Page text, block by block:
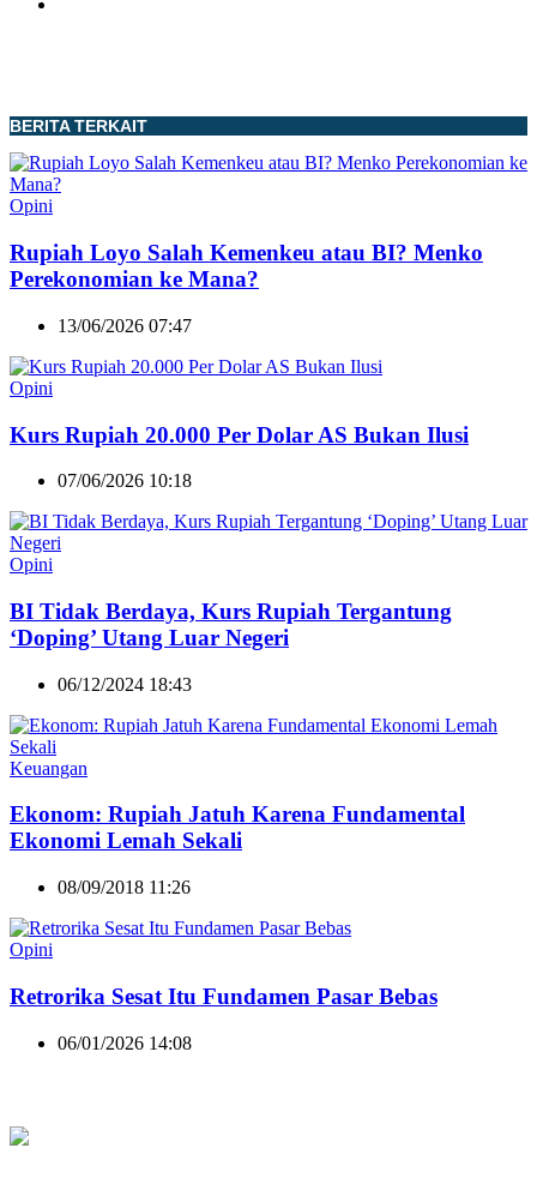
BERITA TERKAIT
Opini
Rupiah Loyo Salah Kemenkeu atau BI? Menko
Perekonomian ke Mana?
13/06/2026 07:47
Opini
Kurs Rupiah 20.000 Per Dolar AS Bukan Ilusi
07/06/2026 10:18
Opini
BI Tidak Berdaya, Kurs Rupiah Tergantung
‘Doping’ Utang Luar Negeri
06/12/2024 18:43
Keuangan
Ekonom: Rupiah Jatuh Karena Fundamental
Ekonomi Lemah Sekali
08/09/2018 11:26
Opini
Retrorika Sesat Itu Fundamen Pasar Bebas
06/01/2026 14:08